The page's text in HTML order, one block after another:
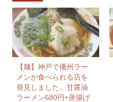
【麺】神戸で播州ラー
メンが食べられる店を
発見しました。甘醤油
ラーメン680円+唐揚げ